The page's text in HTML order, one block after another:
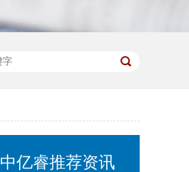
中亿睿推荐资讯